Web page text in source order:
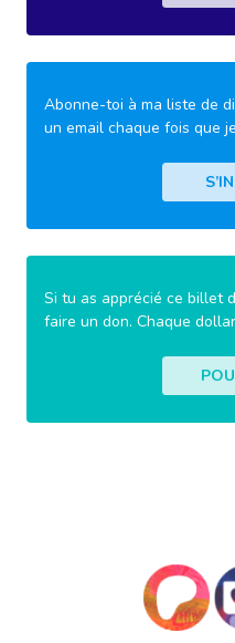
Abonne-toi à ma liste de
un email chaque fois que
Si tu as apprécié ce billet
faire un don. Chaque